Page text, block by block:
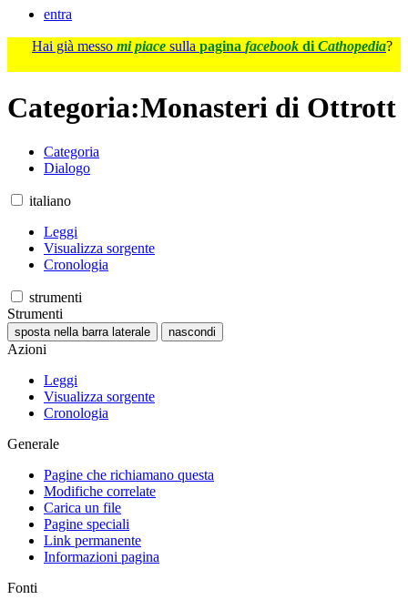
entra
Hai già messo mi piace sulla pagina facebook di Cathopedia?
Categoria:Monasteri di Ottrott
Categoria
Dialogo
italiano
Leggi
Visualizza sorgente
Cronologia
strumenti
Strumenti
sposta nella barra laterale nascondi
Azioni
Leggi
Visualizza sorgente
Cronologia
Generale
Pagine che richiamano questa
Modifiche correlate
Carica un file
Pagine speciali
Link permanente
Informazioni pagina
Fonti